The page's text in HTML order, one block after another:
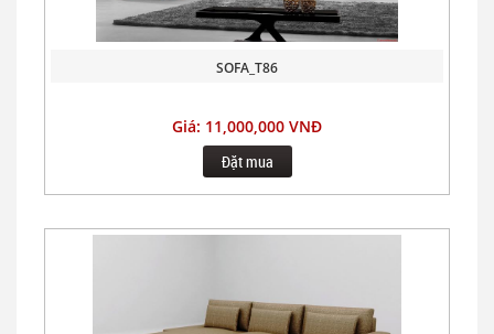
SOFA_T86
Giá: 11,000,000 VNĐ
Đặt mua